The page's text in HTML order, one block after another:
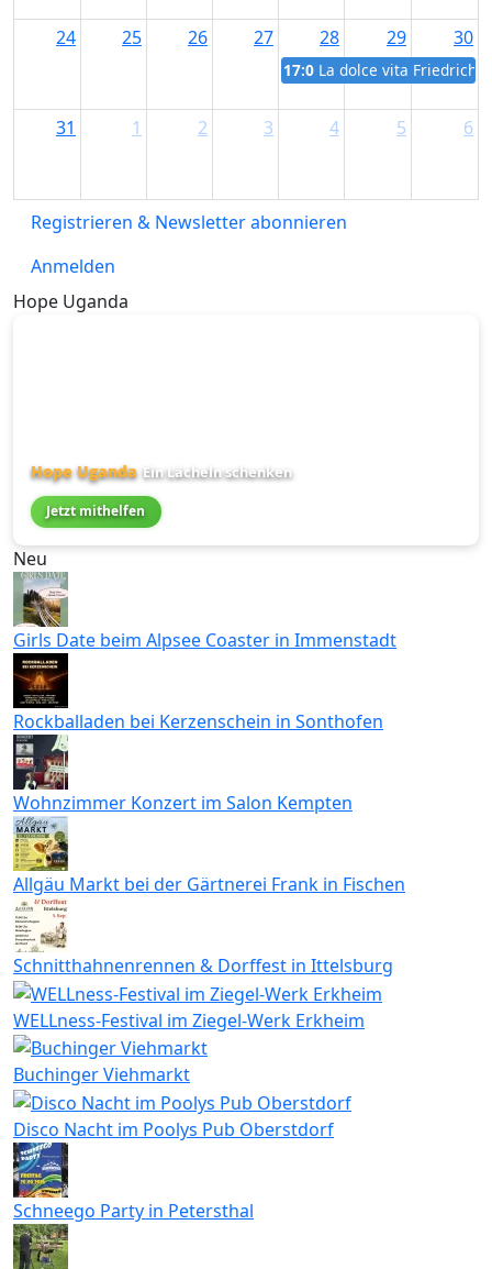
24 25 26 27 28
17:00La dolce vita
29 30
31 1 2 3 4 5 6
Registrieren & Newsletter abonnieren
Anmelden
Hope Uganda
Hope Uganda Ein Lächeln schenken
Jetzt mithelfen
Neu
Girls Date beim Alpsee Coaster in Immenstadt
Rockballaden bei Kerzenschein in Sonthofen
Wohnzimmer Konzert im Salon Kempten
Allgäu Markt bei der Gärtnerei Frank in Fischen
Schnitthahnenrennen & Dorffest in Ittelsburg
WELLness-Festival im Ziegel-Werk Erkheim
Buchinger Viehmarkt
Disco Nacht im Poolys Pub Oberstdorf
Schneego Party in Petersthal